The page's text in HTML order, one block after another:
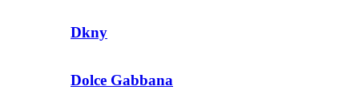
Dkny
Dolce Gabbana